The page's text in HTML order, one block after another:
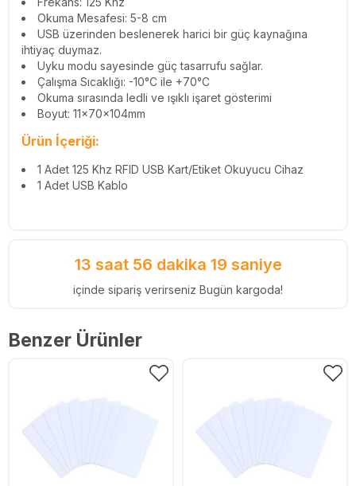
Okuma Mesafesi: 5-8 cm
USB üzerinden beslenerek harici bir güç kaynağına
ihtiyaç duymaz.
Uyku modu sayesinde güç tasarrufu sağlar.
Çalışma Sıcaklığı: -10°C ile +70°C
Okuma sırasında ledli ve ışıklı işaret gösterimi
Boyut: 11x70x104mm
Ürün İçeriği:
1 Adet 125 Khz RFID USB Kart/Etiket Okuyucu Cihaz
1 Adet USB Kablo
13 saat 56 dakika 19 saniye
içinde sipariş verirseniz Bugün kargoda!
Benzer Ürünler